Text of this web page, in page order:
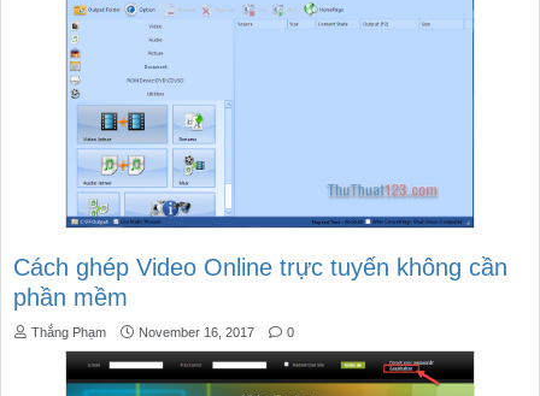
Cách ghép Video Online trực tuyến không cần
phần mềm
Thắng Phạm November 16, 2017 0